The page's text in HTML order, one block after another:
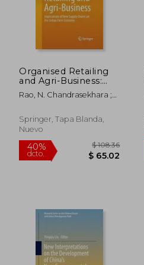
45%
Organised Retailing
and Agri-Business:
Implications of New
Supply Chains on the
Economy (en Inglés)
Rao, N. Chandrasekhara ;
Ram Kumar
Springer, Tapa Blanda,
Nuevo